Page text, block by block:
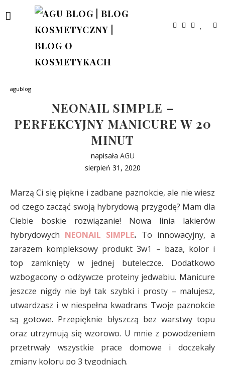
agublog
NEONAIL SIMPLE –
PERFEKCYJNY MANICURE W 20
MINUT
napisała AGU
sierpień 31, 2020
Marzą Ci się piękne i zadbane paznokcie, ale nie wiesz
od czego zacząć swoją hybrydową przygodę? Mam dla
Ciebie boskie rozwiązanie! Nowa linia lakierów
hybrydowych NEONAIL SIMPLE. To innowacyjny, a
zarazem kompleksowy produkt 3w1 – baza, kolor i
top zamknięty w jednej buteleczce. Dodatkowo
wzbogacony o odżywcze proteiny jedwabiu. Manicure
jeszcze nigdy nie był tak szybki i prosty – malujesz,
utwardzasz i w niespełna kwadrans Twoje paznokcie
są gotowe. Przepięknie błyszczą bez warstwy topu
oraz utrzymują się wzorowo. U mnie z powodzeniem
przetrwały wszystkie prace domowe i doczekały
zmiany koloru po 3 tygodniach.